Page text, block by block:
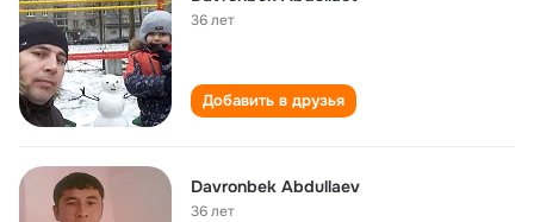
36 лет
Добавить в друзья
Davronbek Abdullaev
36 лет